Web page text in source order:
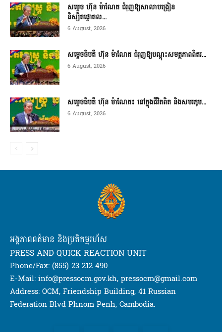
សម្តេច ហ៊ុន ម៉ាណែត ជំរុញឱ្យសាលាបង្រៀន
និស្សិតផ្តោតល...
6 August, 2026
សម្តេចធិបតី ហ៊ុន ម៉ាណែត ជំរុញឱ្យបណ្តុះសមត្ថភាពពិតរ...
6 August, 2026
សម្តេចធិបតី ហ៊ុន ម៉ាណែត៖ នៅក្នុងជីវិតពិត និងសមរភូម...
6 August, 2026
អង្គភាពពត៌មាន និងប្រតិកម្មរហ័ស
PRESS AND QUICK REACTION UNIT
Phone/Fax: (855) 23 212 490
E-Mail: info@pressocm.gov.kh, pressocm@gmail.com
Address: OCM, Friendship Building, 41 Russian
Federation Blvd Phnom Penh, Cambodia.